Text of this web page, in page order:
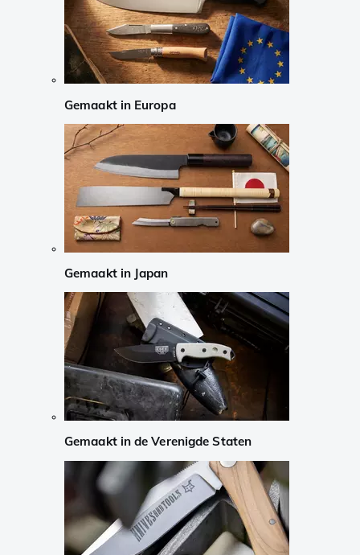
Gemaakt in Europa
Gemaakt in Japan
Gemaakt in de Verenigde Staten